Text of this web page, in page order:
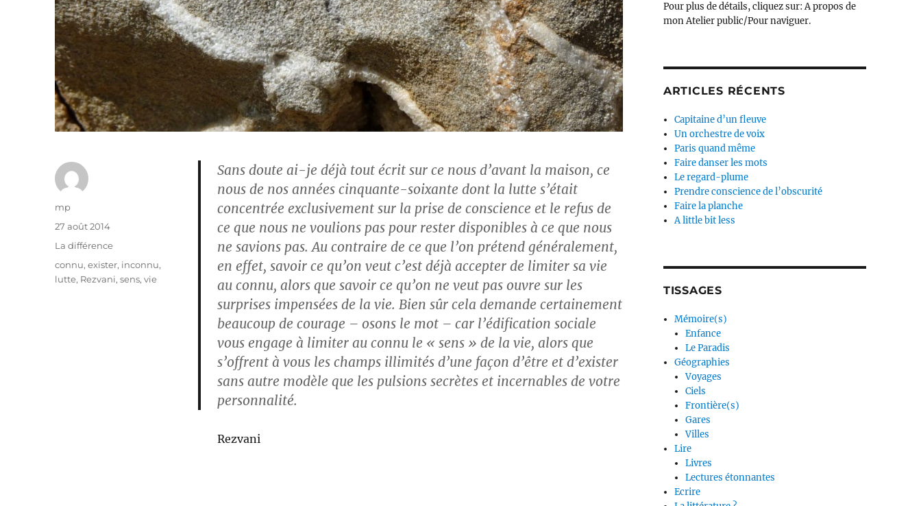
Sans doute ai-je déjà tout écrit sur ce nous d’avant la maison, ce
nous de nos années cinquante-soixante dont la lutte s’était
concentrée exclusivement sur la prise de conscience et le refus de
ce que nous ne voulions pas pour rester disponibles à ce que nous
ne savions pas. Au contraire de ce que l’on prétend généralement,
en effet, savoir ce qu’on veut c’est déjà accepter de limiter sa vie
au connu, alors que savoir ce qu’on ne veut pas ouvre sur les
surprises impensées de la vie. Bien sûr cela demande certainement
beaucoup de courage – osons le mot – car l’édification sociale
vous engage à limiter au connu le « sens » de la vie, alors que
s’offrent à vous les champs illimités d’une façon d’être et d’exister
sans autre modèle que les pulsions secrètes et incernables de votre
personnalité.
Rezvani
Auteur
mp
Publié
le
27 août 2014
Catégories
La différence
Étiquettes
connu,exister, inconnu,
lutte, Rezvani,sens,vie
Pour plus de détails, cliquez sur: A propos de
mon Atelier public/Pour naviguer.
ARTICLES RÉCENTS
Capitaine d’un fleuve
Un orchestre de voix
Paris quand même
Faire danser les mots
Le regard-plume
Prendre conscience de l’obscurité
Faire la planche
A little bit less
TISSAGES
Mémoire(s)
Enfance
Le Paradis
Géographies
Voyages
Ciels
Frontière(s)
Gares
Villes
Lire
Livres
Lectures étonnantes
Ecrire